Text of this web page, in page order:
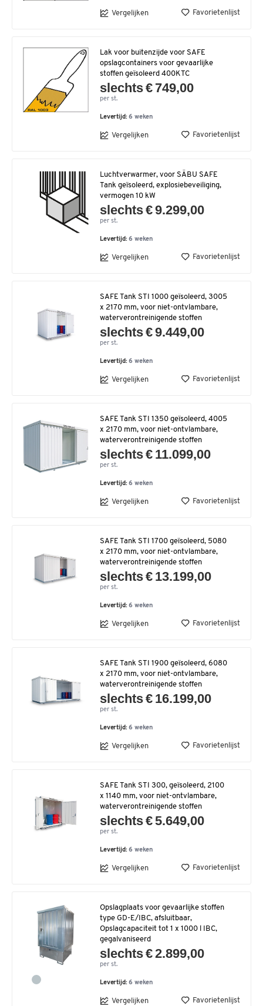
Vergelijken Favorietenlijst
Lak voor buitenzijde voor SAFE
opslagcontainers voor gevaarlijke
stoffen geïsoleerd 400KTC
slechts € 749,00
per st.
Levertijd:6 weken
Vergelijken Favorietenlijst
Luchtverwarmer, voor SÄBU SAFE
Tank geïsoleerd, explosiebeveiliging,
vermogen 10 kW
slechts € 9.299,00
per st.
Levertijd:6 weken
Vergelijken Favorietenlijst
SAFE Tank STI 1000 geïsoleerd, 3005
x 2170 mm, voor niet-ontvlambare,
waterverontreinigende stoffen
slechts € 9.449,00
per st.
Levertijd:6 weken
Vergelijken Favorietenlijst
SAFE Tank STI 1350 geïsoleerd, 4005
x 2170 mm, voor niet-ontvlambare,
waterverontreinigende stoffen
slechts € 11.099,00
per st.
Levertijd:6 weken
Vergelijken Favorietenlijst
SAFE Tank STI 1700 geïsoleerd, 5080
x 2170 mm, voor niet-ontvlambare,
waterverontreinigende stoffen
slechts € 13.199,00
per st.
Levertijd:6 weken
Vergelijken Favorietenlijst
SAFE Tank STI 1900 geïsoleerd, 6080
x 2170 mm, voor niet-ontvlambare,
waterverontreinigende stoffen
slechts € 16.199,00
per st.
Levertijd:6 weken
Vergelijken Favorietenlijst
SAFE Tank STI 300, geïsoleerd, 2100
x 1140 mm, voor niet-ontvlambare,
waterverontreinigende stoffen
slechts € 5.649,00
per st.
Levertijd:6 weken
Vergelijken Favorietenlijst
Opslagplaats voor gevaarlijke stoffen
type GD-E/IBC, afsluitbaar,
Opslagcapaciteit tot 1 x 1000 l IBC,
gegalvaniseerd
slechts € 2.899,00
per st.
Levertijd:6 weken
Vergelijken Favorietenlijst